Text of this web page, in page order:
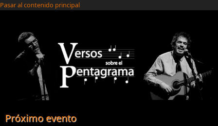
Pasar al contenido principal
Próximo evento